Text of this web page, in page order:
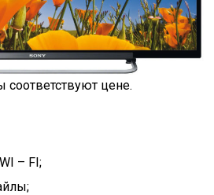
соответствуют цене.
– FI;